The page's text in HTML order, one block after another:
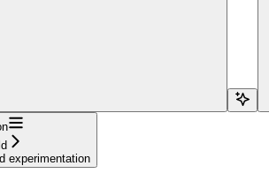
experimentation